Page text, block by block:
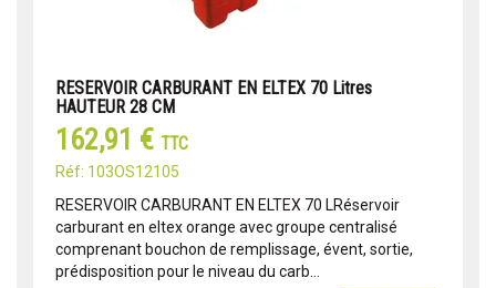
RESERVOIR CARBURANT EN ELTEX 70 Litres
HAUTEUR 28 CM
162,91 € TTC
Réf: 103OS12105
RESERVOIR CARBURANT EN ELTEX 70 LRéservoir
carburant en eltex orange avec groupe centralisé
comprenant bouchon de remplissage, évent, sortie,
prédisposition pour le niveau du carb...